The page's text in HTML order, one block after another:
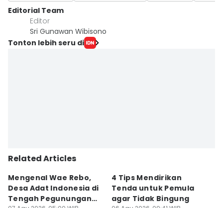
Editorial Team
Editor
Sri Gunawan Wibisono
Tonton lebih seru di
Related Articles
Mengenal Wae Rebo,
Desa Adat Indonesia di
Tengah Pegunungan
4 Tips Mendirikan
Tenda untuk Pemula
agar Tidak Bingung